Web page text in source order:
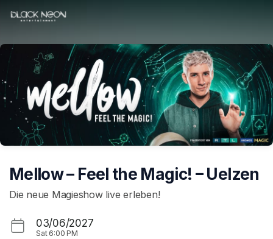
Mellow – Feel the Magic! – Uelzen
Die neue Magieshow live erleben!
03/06/2027
Sat 6:00 PM